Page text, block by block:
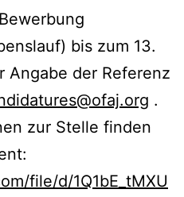
bis zum 13.
Angabe der Referenz
.
zur Stelle finden
file/d/1Q1bE_tMXU